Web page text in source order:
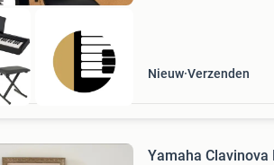
Nieuw Verzenden
Yamaha